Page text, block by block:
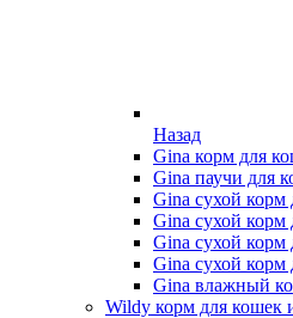
Назад
Gina корм для
Gina паучи для
Gina сухой
Gina сухой корм
Gina сухой корм
Gina сухой корм
Gina влажный
Wildy корм для кошек